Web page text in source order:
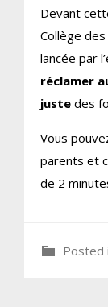
Devant
Collège
lancée par
réclamer
juste des
Vous
parents et
de 2
Posted